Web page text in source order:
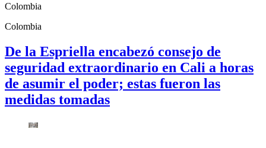
Colombia
Colombia
De la Espriella encabezó consejo de
seguridad extraordinario en Cali a horas
de asumir el poder; estas fueron las
medidas tomadas